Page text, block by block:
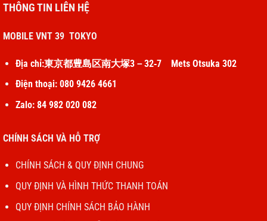
THÔNG TIN LIÊN HỆ
MOBILE VNT 39 TOKYO
Địa chỉ:東京都豊島区南大塚3－32‐7 Mets Otsuka 302
Điện thoại: 080 9426 4661
Zalo: 84 982 020 082
CHÍNH SÁCH VÀ HỖ TRỢ
CHÍNH SÁCH & QUY ĐỊNH CHUNG
QUY ĐỊNH VÀ HÌNH THỨC THANH TOÁN
QUY ĐỊNH CHÍNH SÁCH BẢO HÀNH